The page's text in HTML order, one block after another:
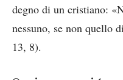
degno di un cristiano:
nessuno, se non quello
13, 8).